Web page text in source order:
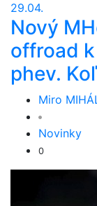
29.04.
Nový
offroad
phev.
Miro
Novinky
0